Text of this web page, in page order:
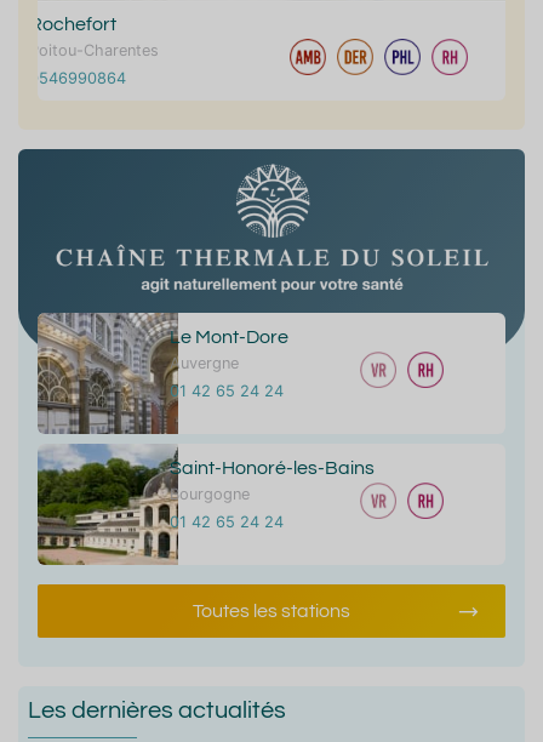
Rochefort
Poitou-Charentes
0546990864
Le Mont-Dore
Auvergne
01 42 65 24 24
Saint-Honoré-les-Bains
Bourgogne
01 42 65 24 24
Toutes les stations
Les dernières actualités